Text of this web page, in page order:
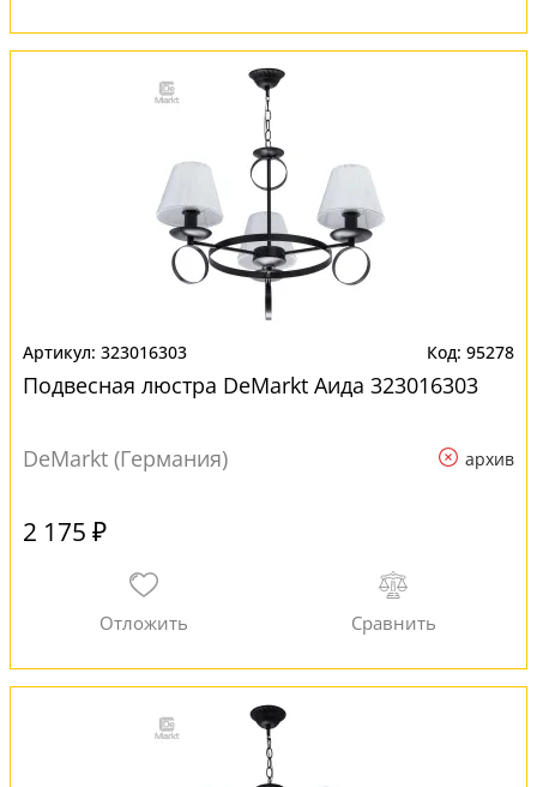
323016303 95278
Подвесная люстра DeMarkt Аида 323016303
DeMarkt (Германия) архив
2 175 ₽